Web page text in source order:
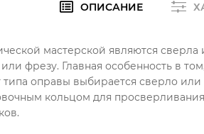
ОПИСАНИЕ
мастерской являются
фрезу. Главная особенность в
оправы выбирается сверло
кольцом для